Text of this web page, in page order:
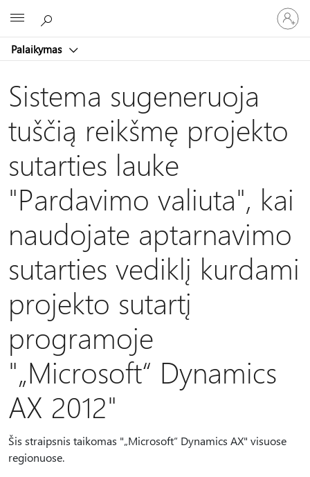
Palaikymas
prie
paskyros
Sistema sugeneruoja
tuščią reikšmę projekto
sutarties lauke
"Pardavimo valiuta", kai
naudojate aptarnavimo
sutarties vediklį kurdami
projekto sutartį
programoje
"„Microsoft“ Dynamics
AX 2012"
Šis straipsnis taikomas "„Microsoft“ Dynamics AX" visuose
regionuose.